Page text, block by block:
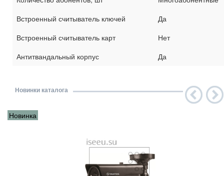
Встроенный считыватель ключей
Да
Встроенный считыватель карт
Нет
Антитвандальный корпус
Да
Новинки каталога
Новинка